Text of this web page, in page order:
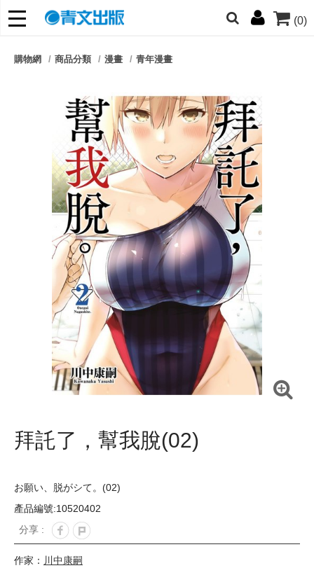
(0)
朋友們，提高警覺！
購物網 商品分類 漫畫 青年漫畫
拜託了，幫我脫(02)
お願い、脱がシて。(02)
產品編號:10520402
分享 :
作家： 川中康嗣